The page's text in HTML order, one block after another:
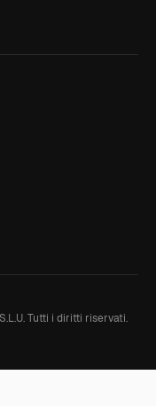
Tutti i diritti riservati.